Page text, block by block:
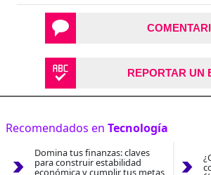
REPORTAR UN
Recomendados en Tecnología
Domina tus finanzas: claves
para construir estabilidad